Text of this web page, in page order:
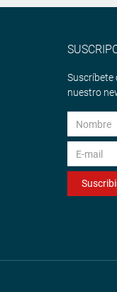
Suscríbete
nuestro